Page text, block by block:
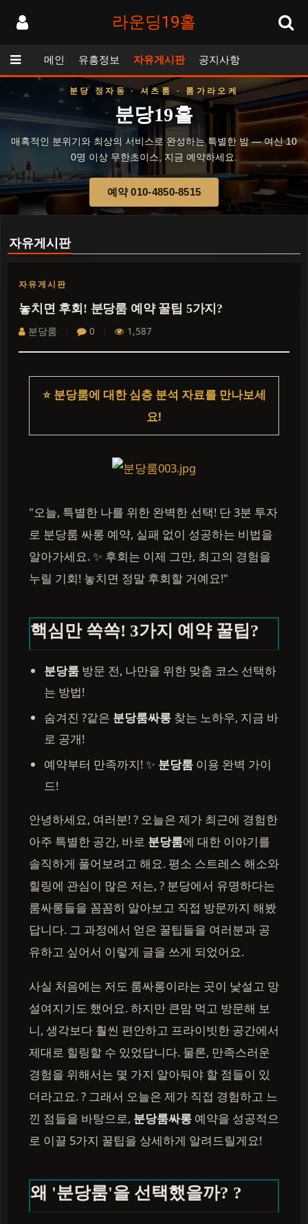
라운딩19홀
메인 유흥정보 자유게시판 공지사항
분당 정자동 · 셔츠룸 · 룸가라오케
분당19홀
매혹적인 분위기와 최상의 서비스로 완성하는 특별한 밤 — 여신 10
0명 이상 무한초이스, 지금 예약하세요.
예약 010-4850-8515
자유게시판
자유게시판
놓치면 후회! 분당룸 예약 꿀팁 5가지?
분당룸 0 1,587
⭐ 분당룸에 대한 심층 분석 자료를 만나보세
요!
"오늘, 특별한 나를 위한 완벽한 선택! 단 3분 투자
로 분당룸 싸롱 예약, 실패 없이 성공하는 비법을
알아가세요. ✨ 후회는 이제 그만, 최고의 경험을
누릴 기회! 놓치면 정말 후회할 거예요!"
핵심만 쏙쏙! 3가지 예약 꿀팁?
분당룸 방문 전, 나만을 위한 맞춤 코스 선택하
는 방법!
숨겨진 ?같은 분당룸싸롱 찾는 노하우, 지금 바
로 공개!
예약부터 만족까지! ✨ 분당룸 이용 완벽 가이
드!
안녕하세요, 여러분! ? 오늘은 제가 최근에 경험한
아주 특별한 공간, 바로 분당룸에 대한 이야기를
솔직하게 풀어보려고 해요. 평소 스트레스 해소와
힐링에 관심이 많은 저는, ?️ 분당에서 유명하다는
룸싸롱들을 꼼꼼히 알아보고 직접 방문까지 해봤
답니다. 그 과정에서 얻은 꿀팁들을 여러분과 공
유하고 싶어서 이렇게 글을 쓰게 되었어요.
사실 처음에는 저도 룸싸롱이라는 곳이 낯설고 망
설여지기도 했어요. 하지만 큰맘 먹고 방문해 보
니, 생각보다 훨씬 편안하고 프라이빗한 공간에서
제대로 힐링할 수 있었답니다. 물론, 만족스러운
경험을 위해서는 몇 가지 알아둬야 할 점들이 있
더라고요. ? 그래서 오늘은 제가 직접 경험하고 느
낀 점들을 바탕으로, 분당룸싸롱 예약을 성공적으
로 이끌 5가지 꿀팁을 상세하게 알려드릴게요!
왜 '분당룸'을 선택했을까? ?